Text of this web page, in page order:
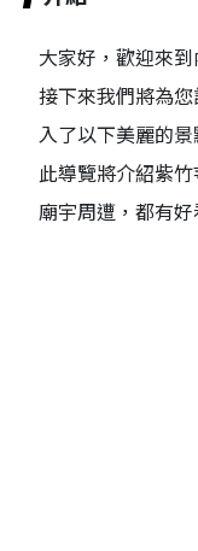
大家好，歡迎來
接下來我們將為
入了以下美麗的景
此導覽將介紹紫
廟宇周遭，都有